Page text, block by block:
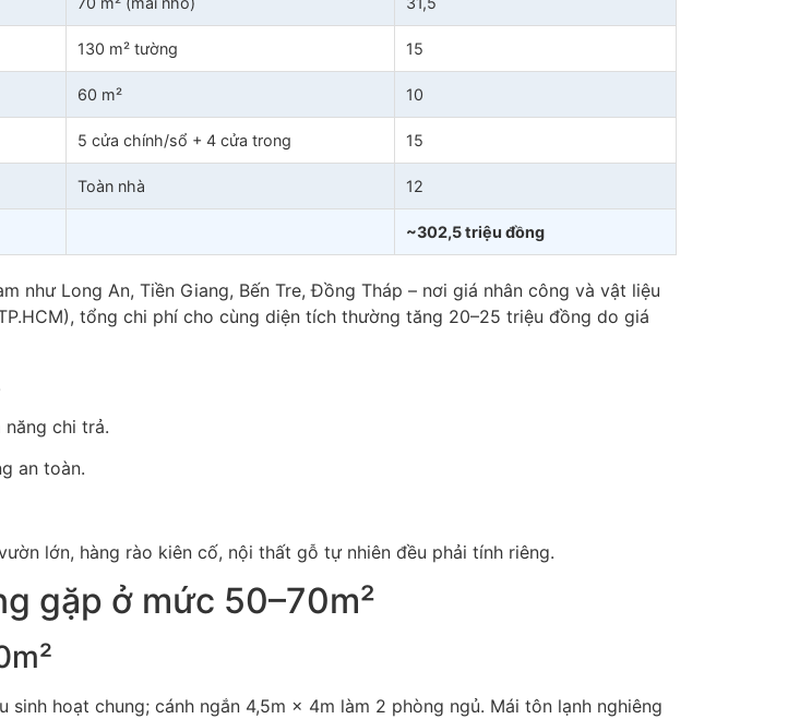
130 m² tường 15
60 m² 10
5 cửa chính/sổ + 4 cửa trong 15
Toàn nhà 12
~302,5 triệu đồng
như Long An, Tiền Giang, Bến Tre, Đồng Tháp – nơi giá nhân công và vật liệu
tổng chi phí cho cùng diện tích thường tăng 20–25 triệu đồng do giá
chi trả.
an toàn.
lớn, hàng rào kiên cố, nội thất gỗ tự nhiên đều phải tính riêng.
gặp ở mức 50–70m²
hoạt chung; cánh ngắn 4,5m × 4m làm 2 phòng ngủ. Mái tôn lạnh nghiêng